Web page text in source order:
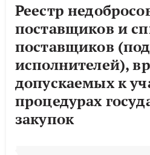
Реестр
поставщиков и
поставщиков
исполнителей),
допускаемых к
процедурах
закупок